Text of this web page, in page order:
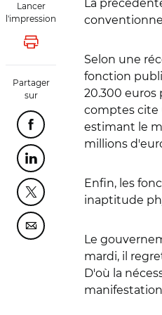
Lancer
l'impression
Lancer l'impression
Partager
sur
Partager cette page sur
Partager cette page sur
Partager cette page sur
Partager cette page sur
La
Selon une
fonction
20.300 euros
comptes cite
estimant le
millions
Enfin, les
inaptitude
Le
mardi, il
D'où la